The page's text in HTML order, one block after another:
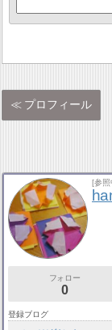
プロフィール
[参照
フォロー
0
登録ブログ